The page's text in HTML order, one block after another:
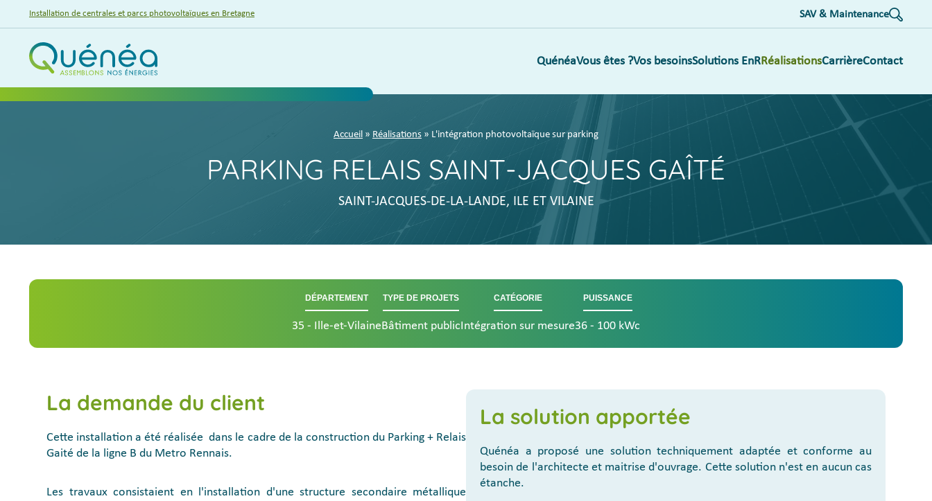
Installation de centrales et parcs photovoltaïques en Bretagne
QuénéaVous êtes ?Vos besoinsSolutions EnRRéalisationsCarrièreContact
SAV & Maintenance
Accueil » Réalisations » L'intégration photovoltaïque sur parking
PARKING RELAIS SAINT-JACQUES GAÎTÉ
SAINT-JACQUES-DE-LA-LANDE, ILE ET VILAINE
DÉPARTEMENT
35 - Ille-et-Vilaine
TYPE DE PROJETS
Bâtiment public
CATÉGORIE
Intégration sur mesure
PUISSANCE
36 - 100 kWc
La demande du client
Cette installation a été réalisée dans le cadre de la construction du Parking + Relais
Gaité de la ligne B du Metro Rennais.
Les travaux consistaient en l'installation d'une structure secondaire métallique
La solution apportée
Quénéa a proposé une solution techniquement adaptée et conforme au
besoin de l'architecte et maitrise d'ouvrage. Cette solution n'est en aucun cas
étanche.